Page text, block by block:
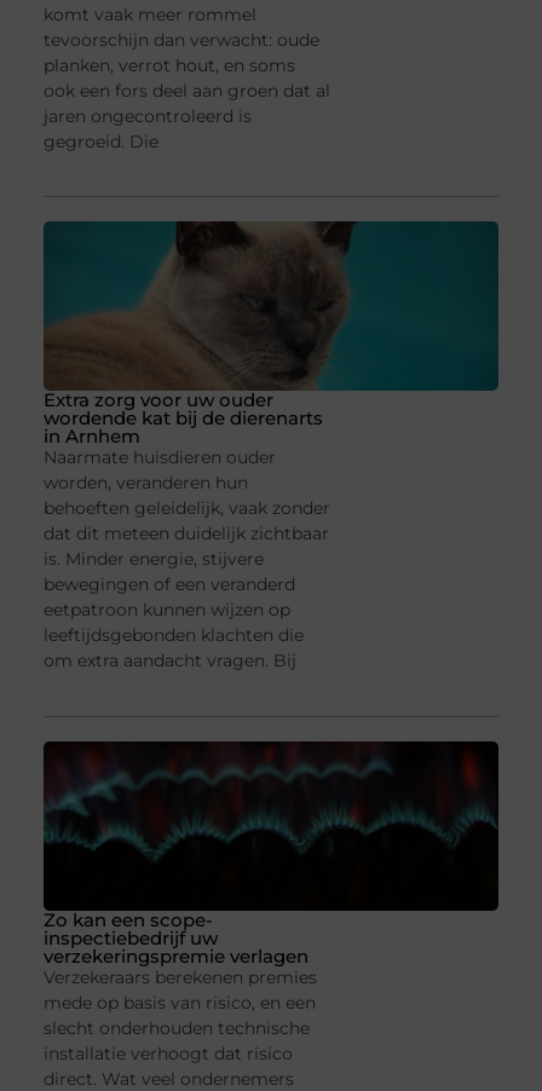
komt vaak meer rommel
tevoorschijn dan verwacht: oude
planken, verrot hout, en soms
ook een fors deel aan groen dat al
jaren ongecontroleerd is
gegroeid. Die
Extra zorg voor uw ouder
wordende kat bij de dierenarts
in Arnhem
Naarmate huisdieren ouder
worden, veranderen hun
behoeften geleidelijk, vaak zonder
dat dit meteen duidelijk zichtbaar
is. Minder energie, stijvere
bewegingen of een veranderd
eetpatroon kunnen wijzen op
leeftijdsgebonden klachten die
om extra aandacht vragen. Bij
Zo kan een scope-
inspectiebedrijf uw
verzekeringspremie verlagen
Verzekeraars berekenen premies
mede op basis van risico, en een
slecht onderhouden technische
installatie verhoogt dat risico
direct. Wat veel ondernemers